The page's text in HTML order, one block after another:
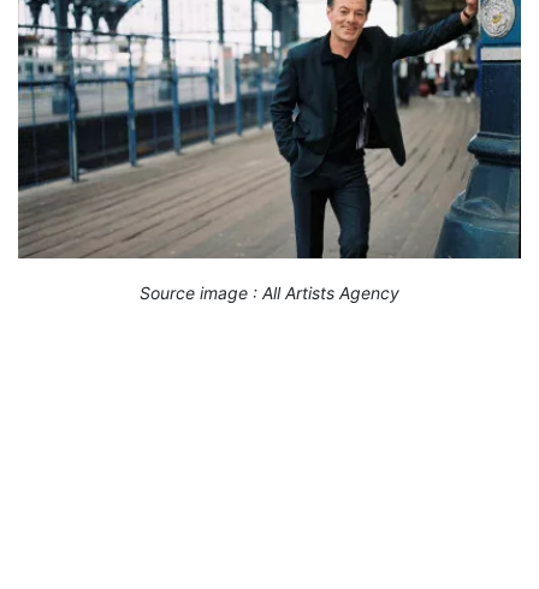
Source image : All Artists Agency